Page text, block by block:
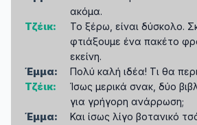
ακόμα.
Τζέικ:
Το ξέρω, είναι δύσκολο.
φτιάξουμε ένα πακέτο
εκείνη.
Έμμα:
Πολύ καλή ιδέα! Τι θα
Τζέικ:
Ίσως μερικά σνακ, δύο
για γρήγορη ανάρρωση;
Έμμα:
Και ίσως λίγο βοτανικό